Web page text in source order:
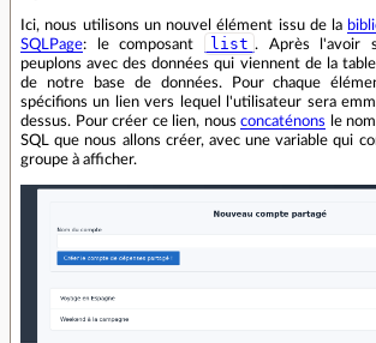
Ici, nous utilisons un nouvel élément issu de la
SQLPage: le composant list . Après l'avoir
peuplons avec des données qui viennent de la table
de notre base de données. Pour chaque
spécifions un lien vers lequel l'utilisateur sera
dessus. Pour créer ce lien, nousconcaténons
le
SQL que nous allons créer, avec une variable qui
groupe à afficher.